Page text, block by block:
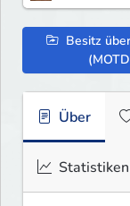
Besitz
Über
Statistiken